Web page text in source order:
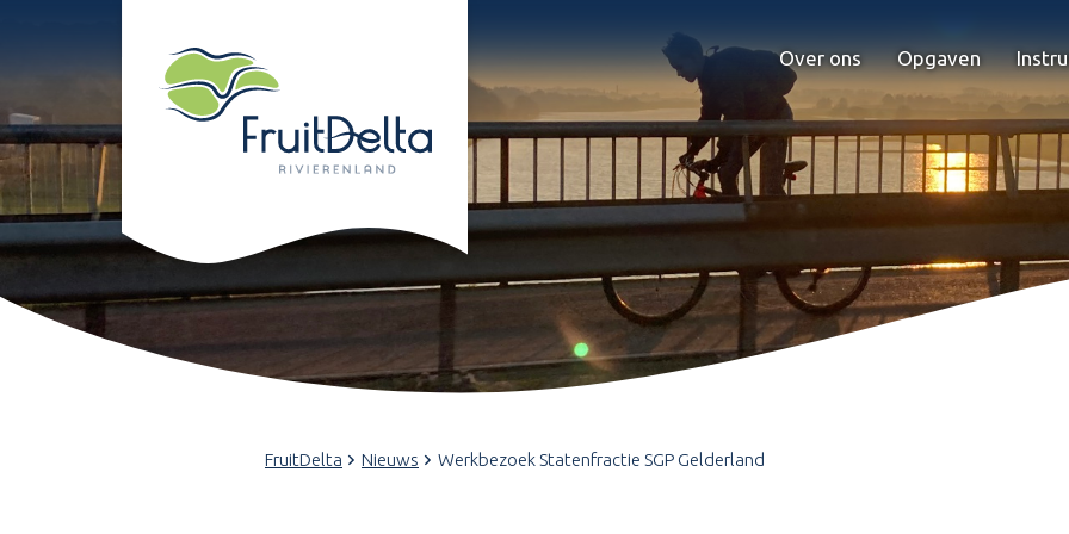
Over ons Opgaven
FruitDelta Nieuws Werkbezoek Statenfractie SGP Gelderland